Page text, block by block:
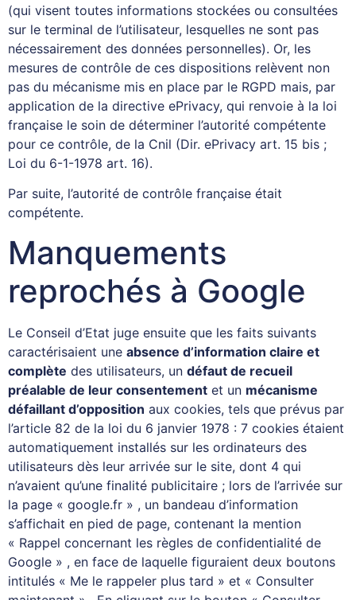
(qui visent toutes informations stockées ou consultées
sur le terminal de l’utilisateur, lesquelles ne sont pas
nécessairement des données personnelles). Or, les
mesures de contrôle de ces dispositions relèvent non
pas du mécanisme mis en place par le RGPD mais, par
application de la directive ePrivacy, qui renvoie à la loi
française le soin de déterminer l’autorité compétente
pour ce contrôle, de la Cnil (Dir. ePrivacy art. 15 bis ;
Loi du 6-1-1978 art. 16).
Par suite, l’autorité de contrôle française était
compétente.
Manquements
reprochés à Google
Le Conseil d’Etat juge ensuite que les faits suivants
caractérisaient une absence d’information claire et
complète des utilisateurs, un défaut de recueil
préalable de leur consentement et un mécanisme
défaillant d’opposition aux cookies, tels que prévus par
l’article 82 de la loi du 6 janvier 1978 : 7 cookies étaient
automatiquement installés sur les ordinateurs des
utilisateurs dès leur arrivée sur le site, dont 4 qui
n’avaient qu’une finalité publicitaire ; lors de l’arrivée sur
la page « google.fr » , un bandeau d’information
s’affichait en pied de page, contenant la mention
« Rappel concernant les règles de confidentialité de
Google » , en face de laquelle figuraient deux boutons
intitulés « Me le rappeler plus tard » et « Consulter